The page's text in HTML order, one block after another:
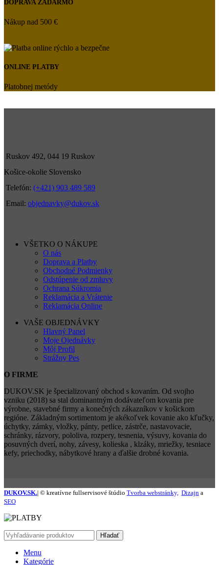
DOPRAVA ZADARMO
Nákup nad 500 €
ONLINE PLATBY
Platobnej metódy
Ruskov 492, 044 19 Ruskov
Košice-okolie Slovensko
Telefón: (+421) 903 489 589
Email: objednavky@dukov.sk
VŠETKO O NÁKUPE
O nás
Doprava a Platby
Obchodné Podmienky
Odstúpenie od zmluvy
Ochrana Súkromia
Reklamácia a Vrátenie
Reklamácia Online
VAŠE OBJEDNÁVKY
Hlavný Panel
Moje Ojednávky
Môj Profil
Strážny Pes
O FIRME
DUKOV.SK je špecializovaný obchod s kovaním. Od svojho
vzniku (2018) sa stal dominantným dodávateľom kovania pre
výrobne, stavebné firmy a konečných zákazníkov v košickom
regióne. Základným sortimentom je akékoľvek kovanie ako kľučky,
úchytky, zámky, vložky, pánty, petlice, zástrče, nastavovacie,
schránky, rázvory, pololiva, rozpery, tesnenia, výsuvy, kovania do
posuvných dverí, nohy, závesy, kolieska , klzáky, mriežky, tesniace
kefy, priechodky, nábytkové hrany a ďalšie drobné kovania.
DUKOV.SK.| © kreatívne fullservisové štúdio Tvorba webstránky, Dizajn a
SEO
Hľadať
Menu
Kategórie